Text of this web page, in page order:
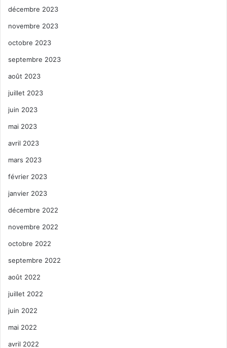
décembre 2023
novembre 2023
octobre 2023
septembre 2023
août 2023
juillet 2023
juin 2023
mai 2023
avril 2023
mars 2023
février 2023
janvier 2023
décembre 2022
novembre 2022
octobre 2022
septembre 2022
août 2022
juillet 2022
juin 2022
mai 2022
avril 2022